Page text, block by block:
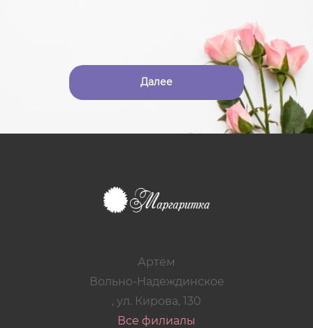
Далее
Артём
Вольно-Надеждинское
, ул. Кирова, 130
Все филиалы